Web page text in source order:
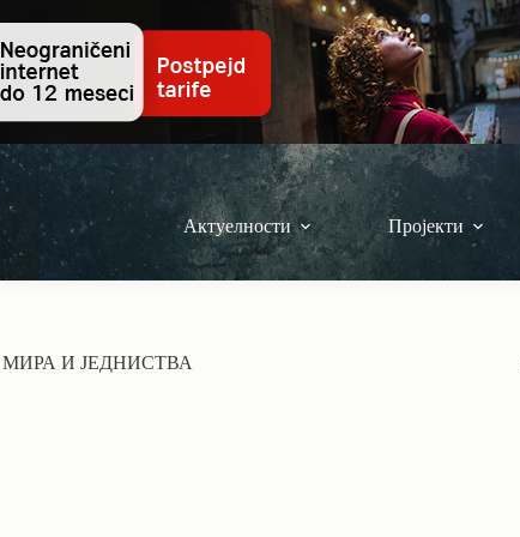
Актуелности Пројекти
И ЈЕДНИСТВА